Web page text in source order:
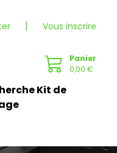
| Vous inscrire
Panier
0,00 €
Kit de